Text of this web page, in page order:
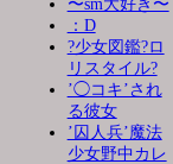
〜sm大好き〜
：D
?少女図鑑?ロ
リスタイル?
’◯コキ’され
る彼女
’囚人兵’魔法
少女野中カレ